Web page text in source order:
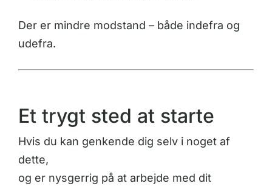
Der er mindre modstand – både indefra og
udefra.
Et trygt sted at starte
Hvis du kan genkende dig selv i noget af
dette,
og er nysgerrig på at arbejde med dit